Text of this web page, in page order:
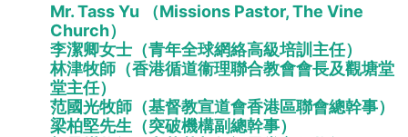
Mr. Tass Yu （Missions Pastor, The Vine
Church）
李潔卿女士（青年全球網絡高級培訓主任）
林津牧師（香港循道衞理聯合教會會長及觀塘堂
堂主任）
范國光牧師（基督教宣道會香港區聯會總幹事）
梁柏堅先生（突破機構副總幹事）